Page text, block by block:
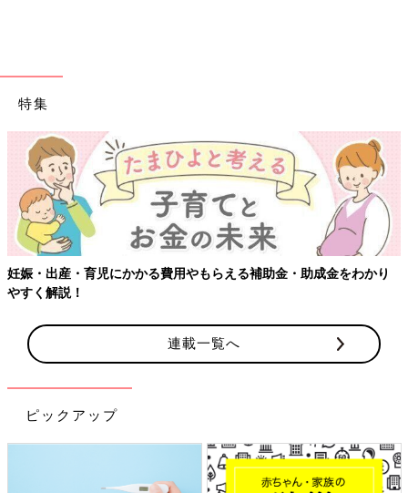
特集
【ワクチン接種できるものも】妊婦の感染症対策、知っておいて！
連載一覧へ
ピックアップ